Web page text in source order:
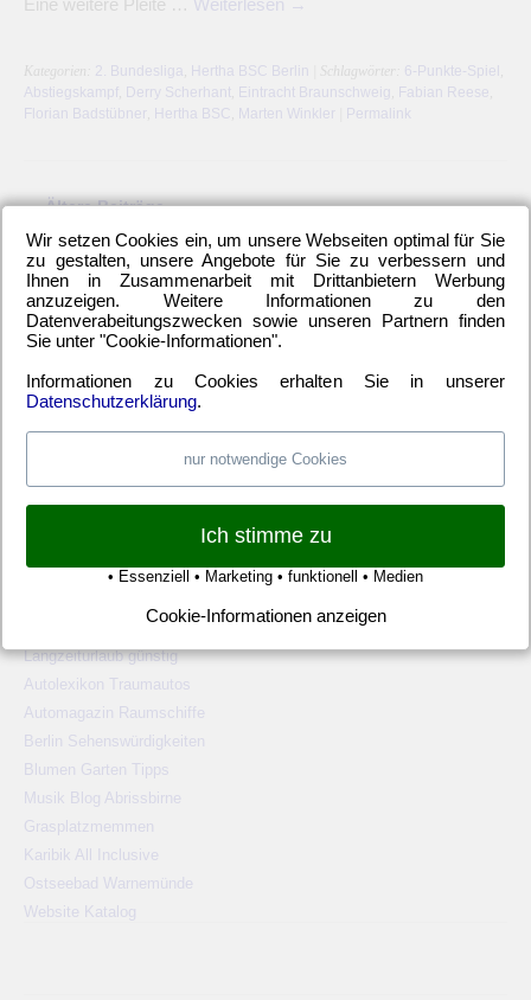
Kategorien: 2. Bundesliga Hertha BSC Berlin | Schlagwörter: 6-Punkte-Spiel
Abstiegskampf Derry Scherhant Eintracht Braunschweig Fabian Reese
Florian Badstübner
Hertha BSC Marten Winkler Permalink
←Ältere Beiträge
LETZTE HERTHA-ARTIKEL
Neuzugang Josip Brekalo mit Doppelpack
Hertha BSC kam unter die Räder
Hertha-Verteidigung stand offen wie ein Scheunentor
WEBSITE TIPPS
Alien Ufos Untertassen
Langzeiturlaub günstig
Autolexikon Traumautos
Automagazin Raumschiffe
Berlin Sehenswürdigkeiten
Blumen Garten Tipps
Musik Blog Abrissbirne
Grasplatzmemmen
Karibik All Inclusive
Ostseebad Warnemünde
Website Katalog
Wir setzen Cookies ein, um unsere Webseiten optimal für Sie
zu gestalten, unsere Angebote für Sie zu verbessern und
Ihnen in Zusammenarbeit mit Drittanbietern Werbung
anzuzeigen. Weitere Informationen zu den
Datenverabeitungszwecken sowie unseren Partnern finden
Sie unter "Cookie-Informationen".
Informationen zu Cookies erhalten Sie in unserer
Datenschutzerklärung.
nur notwendige Cookies
Ich stimme zu
• Essenziell • Marketing • funktionell • Medien
Cookie-Informationen anzeigen